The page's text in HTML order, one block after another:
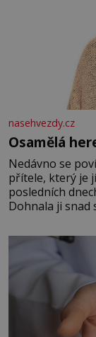
nasehvezdy.cz
Osamělá
Nedávno se
přítele, který je
posledních
Dohnala ji snad